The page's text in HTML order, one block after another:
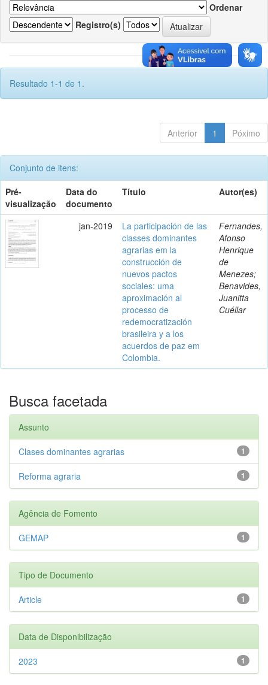
Ordenar
Registro(s)
Resultado 1-1 de 1.
Anterior 1 Póximo
Conjunto de itens:
Pré-
visualização
Data do
documento
Título Autor(es)
jan-2019
La participación de las
classes dominantes
agrarias em la
construcción de
nuevos pactos
sociales: uma
aproximación al
processo de
redemocratización
brasileira y a los
acuerdos de paz em
Colombia.
Fernandes,
Afonso
Henrique
de
Menezes;
Benavides,
Juanitta
Cuéllar
Busca facetada
Assunto
1
Clases dominantes agrarias
1
Reforma agraria
Agência de Fomento
1
GEMAP
Tipo de Documento
1
Article
Data de Disponibilização
1
2023